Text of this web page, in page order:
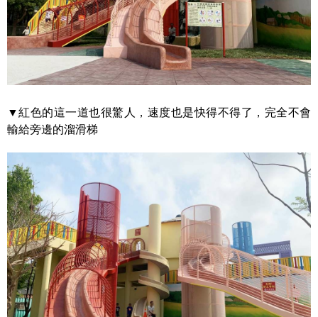
▼紅色的這一道也很驚人，速度也是快得不得了，完全不會
輸給旁邊的溜滑梯